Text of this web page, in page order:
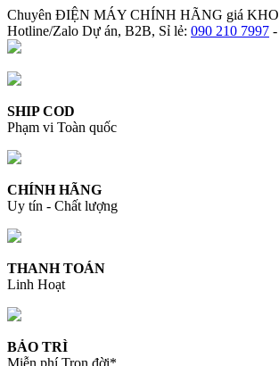
Chuyên ĐIỆN MÁY CHÍNH HÃNG giá KHO
Hotline/Zalo Dự án, B2B, Sỉ lẻ: 090 210 7997 -
SHIP COD
Phạm vi Toàn quốc
CHÍNH HÃNG
Uy tín - Chất lượng
THANH TOÁN
Linh Hoạt
BẢO TRÌ
Miễn phí Trọn đời*